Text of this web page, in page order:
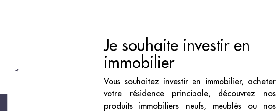
Je souhaite investir en
immobilier
Vous souhaitez investir en immobilier, acheter
votre résidence principale, découvrez nos
produits immobiliers neufs, meublés ou nos